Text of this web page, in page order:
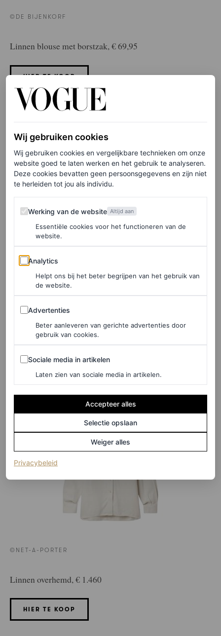
©DE BIJENKORF
Linnen blouse met borstzak, € 69,95
HIER TE KOOP
Tommy Hilfiger
©DE BIJENKORF
Oversized blouse met lichte streep, € 149,90
HIER TE KOOP
The Row
©NET-A-PORTER
Linnen overhemd, € 1.460
HIER TE KOOP
Wij gebruiken cookies
Wij gebruiken cookies en vergelijkbare technieken om onze
website goed te laten werken en het gebruik te analyseren.
Deze cookies bevatten geen persoonsgegevens en zijn niet
te herleiden tot jou als individu.
Werking van de website
Werking van de website Altijd aan
Essentiële cookies voor het functioneren van de
website.
Analytics
Analytics
Helpt ons bij het beter begrijpen van het gebruik van
de website.
Advertenties
Advertenties
Beter aanleveren van gerichte advertenties door
gebruik van cookies.
Sociale media in artikelen
Sociale media in artikelen
Laten zien van sociale media in artikelen.
Accepteer alles
Selectie opslaan
Weiger alles
Privacybeleid